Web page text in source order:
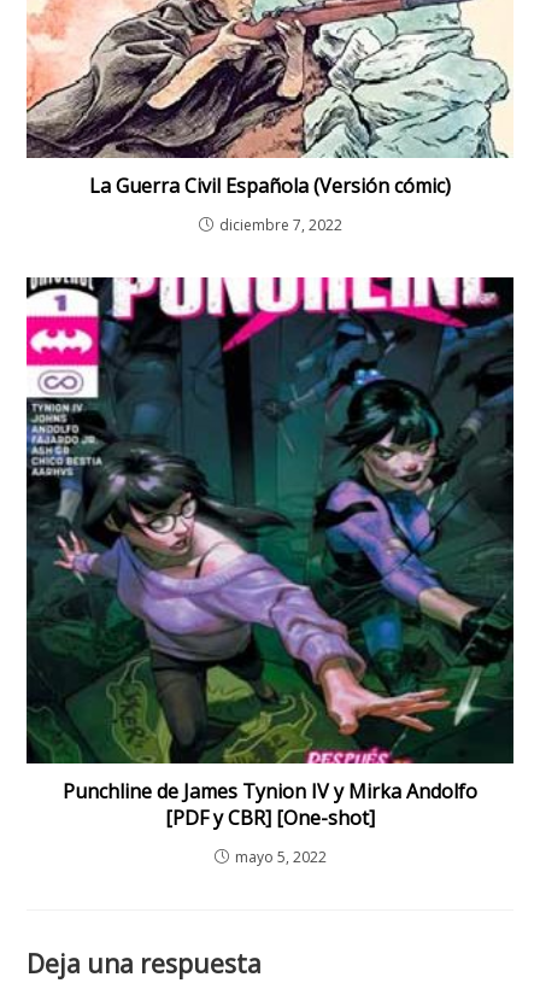
La Guerra Civil Española (Versión cómic)
diciembre 7, 2022
Punchline de James Tynion IV y Mirka Andolfo
[PDF y CBR] [One-shot]
mayo 5, 2022
Deja una respuesta